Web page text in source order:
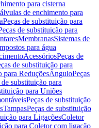
para cisterna
de enchimento para
Peças de substituição para
de substituição para
MembranasSistemas de
para água
AcessóriosPeças de
de substituição para
para ReduçõesÂnguloPeças
de substituição para
para Uniões
Peças de substituição
TampasPeças de substituição
para LigaçõesColetor
para Coletor com ligação